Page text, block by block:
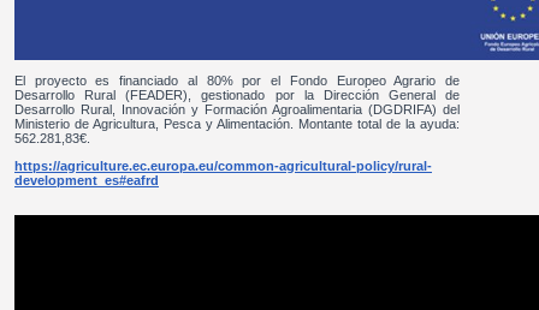
El proyecto es financiado al 80% por el Fondo Europeo Agrario de
Desarrollo Rural (FEADER), gestionado por la Dirección General de
Desarrollo Rural, Innovación y Formación Agroalimentaria (DGDRIFA) del
Ministerio de Agricultura, Pesca y Alimentación. Montante total de la ayuda:
562.281,83€.
https://agriculture.ec.europa.eu/common-agricultural-policy/rural-
development_es#eafrd